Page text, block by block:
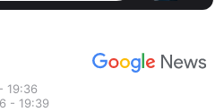
19:36
- 19:39